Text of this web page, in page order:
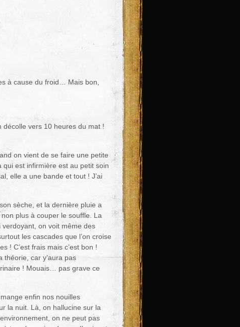
à cause du froid… Mais bon,
vers 10 heures du mat !
on vient de se faire une petite
qui est infirmière est au petit soin
elle a une bande et tout ! J’ai
sèche, et la dernière pluie a
plus à couper le souffle. La
on voit même des
les cascades que l’on croise
! C’est frais mais c’est bon !
théorie, car y’aura pas
! Mouais… pas grave ce
enfin nos nouilles
la nuit. Là, on hallucine sur la
on ne peut pas